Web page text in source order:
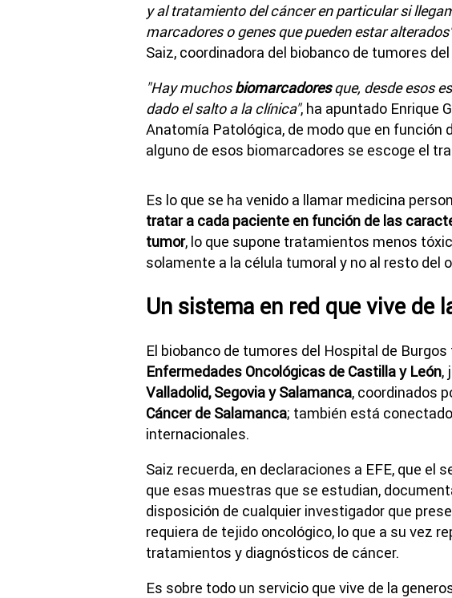
y al tratamiento del cáncer en particular si
marcadores o genes que pueden estar
Saiz, coordinadora del biobanco de tumores
"Hay muchosbiomarcadoresque, desde esos
dado el salto a la clínica", ha apuntado Enrique
Anatomía Patológica, de modo que en función
alguno de esos biomarcadores se escoge el
Es lo que se ha venido a llamar medicina
tratar a cada paciente en función de las
tumor, lo que supone tratamientos menos
solamente a la célula tumoral y no al resto del
Un sistema en red que vive de
El biobanco de tumores del Hospital de
Enfermedades Oncológicas de Castilla y León,
Valladolid, Segovia y Salamanca, coordinados
Cáncer de Salamanca; también está
internacionales.
Saiz recuerda, en declaraciones a EFE, que el
que esas muestras que se estudian,
disposición de cualquier investigador que
requiera de tejido oncológico, lo que a su vez
tratamientos y diagnósticos de cáncer.
Es sobre todo un servicio que vive de la